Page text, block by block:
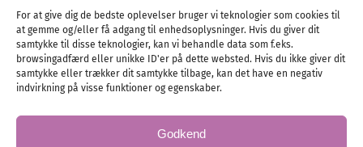
For at give dig de bedste oplevelser bruger vi teknologier som cookies til
at gemme og/eller få adgang til enhedsoplysninger. Hvis du giver dit
samtykke til disse teknologier, kan vi behandle data som f.eks.
browsingadfærd eller unikke ID'er på dette websted. Hvis du ikke giver dit
samtykke eller trækker dit samtykke tilbage, kan det have en negativ
indvirkning på visse funktioner og egenskaber.
Godkend
Bryllupsmode 2026 –